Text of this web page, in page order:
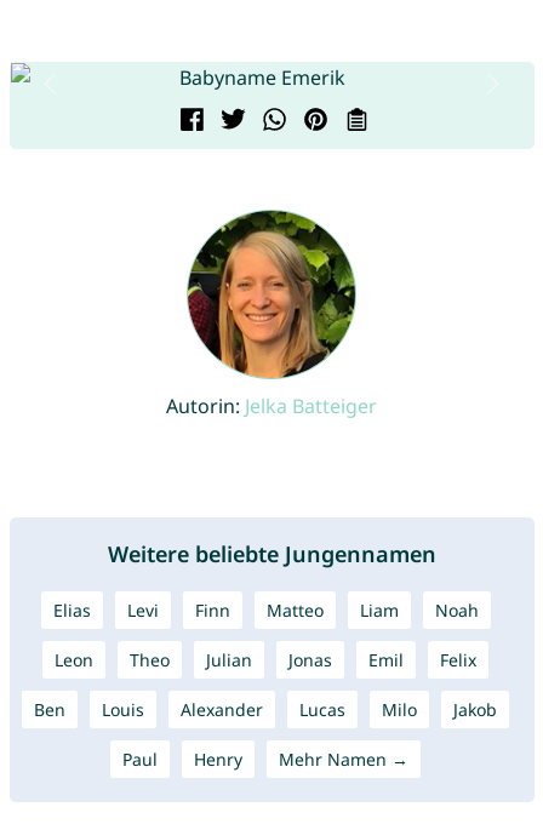
Autorin: Jelka Batteiger
Weitere beliebte Jungennamen
Elias Levi Finn Matteo Liam Noah
Leon Theo Julian Jonas Emil Felix
Ben Louis Alexander Lucas Milo Jakob
Paul Henry Mehr Namen →